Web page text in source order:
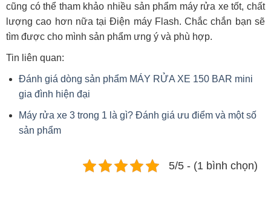
cũng có thể tham khảo nhiều sản phẩm máy rửa xe tốt, chất
lượng cao hơn nữa tại Điện máy Flash. Chắc chắn bạn sẽ
tìm được cho mình sản phẩm ưng ý và phù hợp.
Tin liên quan:
Đánh giá dòng sản phẩm MÁY RỬA XE 150 BAR mini
gia đình hiện đại
Máy rửa xe 3 trong 1 là gì? Đánh giá ưu điểm và một số
sản phẩm
5/5 - (1 bình chọn)